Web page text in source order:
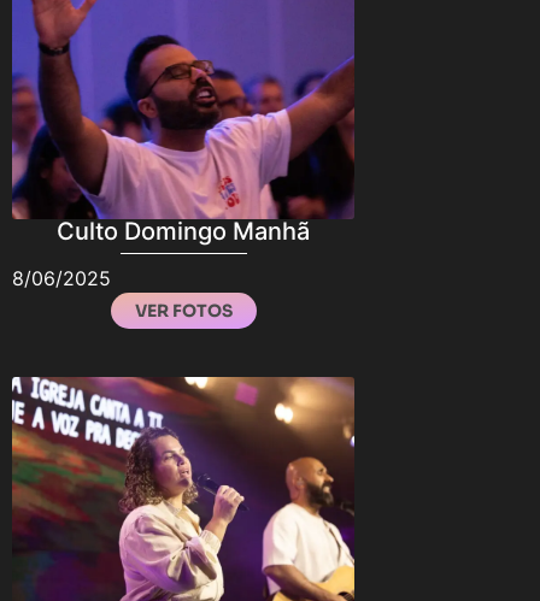
Culto Domingo Manhã
8/06/2025
VER FOTOS